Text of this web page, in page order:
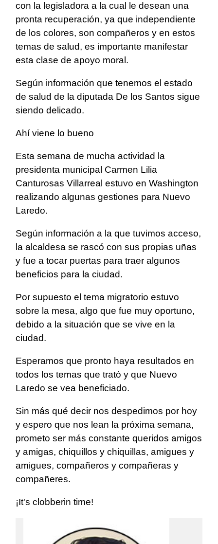
con la legisladora a la cual le desean una
pronta recuperación, ya que independiente
de los colores, son compañeros y en estos
temas de salud, es importante manifestar
esta clase de apoyo moral.
Según información que tenemos el estado
de salud de la diputada De los Santos sigue
siendo delicado.
Ahí viene lo bueno
Esta semana de mucha actividad la
presidenta municipal Carmen Lilia
Canturosas Villarreal estuvo en Washington
realizando algunas gestiones para Nuevo
Laredo.
Según información a la que tuvimos acceso,
la alcaldesa se rascó con sus propias uñas
y fue a tocar puertas para traer algunos
beneficios para la ciudad.
Por supuesto el tema migratorio estuvo
sobre la mesa, algo que fue muy oportuno,
debido a la situación que se vive en la
ciudad.
Esperamos que pronto haya resultados en
todos los temas que trató y que Nuevo
Laredo se vea beneficiado.
Sin más qué decir nos despedimos por hoy
y espero que nos lean la próxima semana,
prometo ser más constante queridos amigos
y amigas, chiquillos y chiquillas, amigues y
amigues, compañeros y compañeras y
compañeres.
¡It's clobberin time!